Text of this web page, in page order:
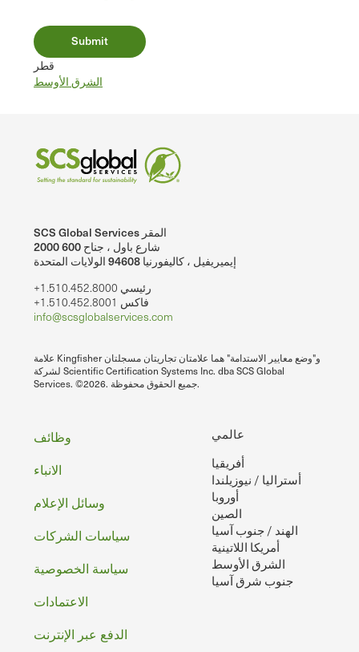
قطر
الشرق الأوسط
SCS Global Services المقر
2000 شارع باول ، جناح 600
إيميريفيل ، كاليفورنيا 94608 الولايات المتحدة
+1.510.452.8000 رئيسي
+1.510.452.8001 فاكس
info@scsglobalservices.com
علامة Kingfisher و"وضع معايير الاستدامة" هما علامتان تجاريتان مسجلتان
لشركة Scientific Certification Systems Inc. dba SCS Global
Services. ©2026. جميع الحقوق محفوظة.
عالمي
أفريقيا
أستراليا / نيوزيلندا
أوروبا
الصين
الهند / جنوب آسيا
أمريكا اللاتينية
الشرق الأوسط
جنوب شرق آسيا
تذييل
الصفحه
وظائف
الانباء
وسائل الإعلام
سياسات الشركات
سياسة الخصوصية
الاعتمادات
الدفع عبر الإنترنت